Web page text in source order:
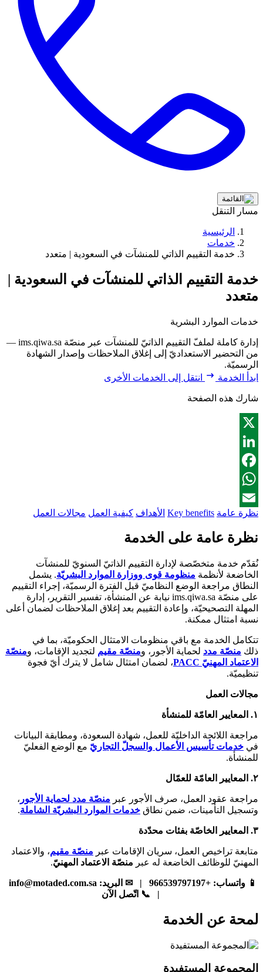
مسار التنقل
الرئيسية
خدمات
خدمة التقييم الذاتي للمنشآت في السعودية | متعدد
خدمة التقييم الذاتي للمنشآت في السعودية |
متعدد
خدمات الموارد البشرية
إدارة كاملة لملفّ التقييم الذاتيّ للمنشآت عبر منصّة ims.qiwa.sa —
من التحضير الاستعداديّ إلى إغلاق الملاحظات وإصدار الشهادة
الرسميّة.
ابدأ الخدمة
انتقل إلى الخدمات الأخرى
شارك هذه الصفحة
X
LinkedIn
Facebook
WhatsApp
Email
نظرة عامة Key benefits الأهداف كيفية العمل مجالات العمل
نظرة عامة على الخدمة
نُقدّم خدمة متخصّصة لإدارة التقييم الذاتيّ السنويّ للمنشآت
الخاضعة لأنظمة منظومة قوى ووزارة الموارد البشريّة. يشمل
النطاق مراجعة الوضع النظاميّ قبل الفترة الرسميّة، إجراء التقييم
على منصّة ims.qiwa.sa نيابة عن المنشأة، تفسير التقرير، إدارة
المهلة التصحيحيّة، وإعادة التقييم بعد إغلاق الملاحظات لضمان أعلى
نسبة امتثال ممكنة.
تتكامل الخدمة مع باقي منظومات الامتثال الحكوميّة، بما في
ذلك منصّة مدد لحماية الأجور، ومنصّة مقيم لتجديد الإقامات، ومنصّة
الاعتماد المهنيّ PACC
، لضمان امتثال شامل لا يترك أيّ فجوة
تنظيميّة.
مجالات العمل
١. المعايير العامّة للمنشأة
مراجعة اللائحة الداخليّة للعمل، شهادة السعودة، ومطابقة البيانات
في خدمات تأسيس الأعمال والسجلّ التجاريّ مع الوضع الفعليّ
للمنشأة.
٢. المعايير العامّة للعمّال
مراجعة عقود العمل، صرف الأجور عبر منصّة مدد لحماية الأجور ،
وتسجيل التأمينات، ضمن نطاق خدمات الموارد البشريّة الشاملة.
٣. المعايير الخاصّة بفئات محدّدة
متابعة تراخيص العمل، سريان الإقامات عبر منصّة مقيم، والاعتماد
المهنيّ للوظائف الخاضعة له عبر منصّة الاعتماد المهنيّ.
| 📞 اتّصل الآن
لمحة عن الخدمة
المجموعة المستفيدة